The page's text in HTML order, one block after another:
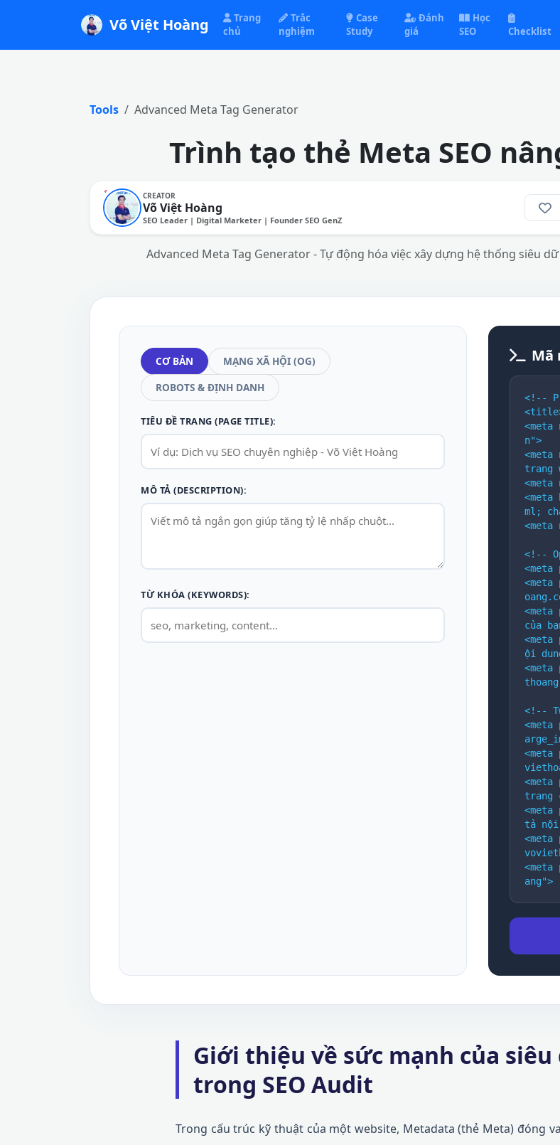
Võ Việt Hoàng
Trang
chủ
Trắc
nghiệm
Case
Study
Đánh
giá
Học
SEO
Checklist
Tools Advanced Meta Tag Generator
Trình tạo thẻ Meta SEO
CREATOR
Võ Việt Hoàng
SEO Leader | Digital Marketer | Founder SEO GenZ
Advanced Meta Tag Generator - Tự động hóa việc xây dựng hệ thống siêu
CƠ BẢN
MẠNG XÃ HỘI (OG)
ROBOTS & ĐỊNH DANH
TIÊU ĐỀ TRANG (PAGE TITLE):
MÔ TẢ (DESCRIPTION):
TỪ KHÓA (KEYWORDS):
Mã
<!--
n">
trang
ml;
<meta
<!--
của
ội
<!--
trang
tả nội
ang">
Giới thiệu về sức mạnh của
trong SEO Audit
Trong cấu trúc kỹ thuật của một website, Metadata (thẻ Meta) đóng